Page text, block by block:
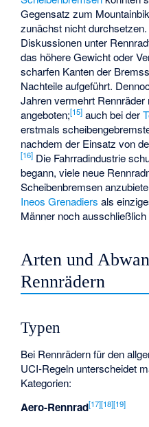
Gegensatz zum
zunächst nicht
Diskussionen unter
das höhere Gewicht oder
scharfen Kanten der
Nachteile aufgeführt.
Jahren vermehrt
angeboten;[15] auch bei der
erstmals
nachdem der Einsatz von
[16] Die Fahrradindustrie
begann, viele neue
Scheibenbremsen
Ineos Grenadiers als
Männer noch
Arten und
Rennrädern
Typen
Bei Rennrädern für den
UCI-Regeln unterscheidet
Kategorien:
Aero-Rennrad[17][18][19]